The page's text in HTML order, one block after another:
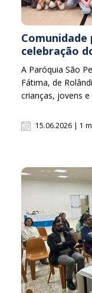
celebração
A Paróquia São
Fátima, de
crianças, jovens
15.06.2026 | 1